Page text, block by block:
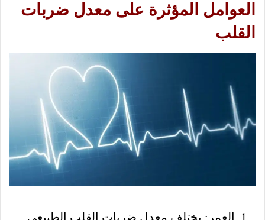
العوامل المؤثرة على معدل ضربات
القلب
العمر: يختلف معدل ضربات القلب الطبيعي